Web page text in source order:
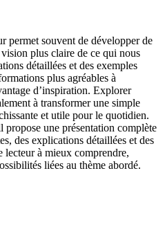
permet souvent de développer de
plus claire de ce qui nous
détaillées et des exemples
plus agréables à
d’inspiration. Explorer
à transformer une simple
et utile pour le quotidien.
une présentation complète
des explications détaillées et des
lecteur à mieux comprendre,
liées au thème abordé.